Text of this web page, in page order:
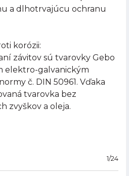
a dlhotrvajúcu ochranu
korózii:
závitov sú tvarovky Gebo
elektro-galvanickým
č. DIN 50961. Vďaka
tvarovka bez
zvyškov a oleja.
1/24